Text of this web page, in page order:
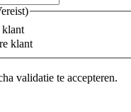
klant
validatie te accepteren.